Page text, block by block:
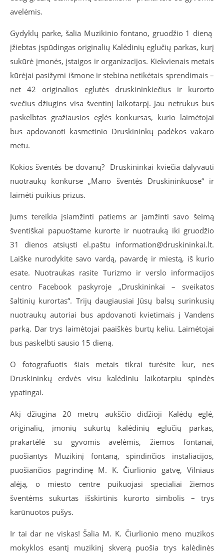
avelėmis.
Gydyklų parke, šalia Muzikinio fontano, gruodžio 1 dieną
įžiebtas įspūdingas originalių Kalėdinių eglučių parkas, kurį
sukūrė įmonės, įstaigos ir organizacijos. Kiekvienais metais
kūrėjai pasižymi išmone ir stebina netikėtais sprendimais –
net 42 originalios eglutės druskininkiečius ir kurorto
svečius džiugins visa šventinį laikotarpį. Jau netrukus bus
paskelbtas gražiausios eglės konkursas, kurio laimėtojai
bus apdovanoti kasmetinio Druskininkų padėkos vakaro
metu.
Kokios šventės be dovanų? Druskininkai kviečia dalyvauti
nuotraukų konkurse „Mano šventės Druskininkuose“ ir
laimėti puikius prizus.
Jums tereikia įsiamžinti patiems ar įamžinti savo šeimą
šventiškai papuoštame kurorte ir nuotrauką iki gruodžio
31 dienos atsiųsti el.paštu information@druskininkai.lt.
Laiške nurodykite savo vardą, pavardę ir miestą, iš kurio
esate. Nuotraukas rasite Turizmo ir verslo informacijos
centro Facebook paskyroje „Druskininkai – sveikatos
šaltinių kurortas“. Trijų daugiausiai Jūsų balsų surinkusių
nuotraukų autoriai bus apdovanoti kvietimais į Vandens
parką. Dar trys laimėtojai paaiškės burtų keliu. Laimėtojai
bus paskelbti sausio 15 dieną.
O fotografuotis šiais metais tikrai turėsite kur, nes
Druskininkų erdvės visu kalėdiniu laikotarpiu spindės
ypatingai.
Akį džiugina 20 metrų aukščio didžioji Kalėdų eglė,
originalių, įmonių sukurtų kalėdinių eglučių parkas,
prakartėlė su gyvomis avelėmis, žiemos fontanai,
puošiantys Muzikinį fontaną, spindinčios instaliacijos,
puošiančios pagrindinę M. K. Čiurlionio gatvę, Vilniaus
alėją, o miesto centre puikuojasi specialiai žiemos
šventėms sukurtas išskirtinis kurorto simbolis – trys
karūnuotos pušys.
Ir tai dar ne viskas! Šalia M. K. Čiurlionio meno muzikos
mokyklos esantį muzikinį skverą puošia trys kalėdinės